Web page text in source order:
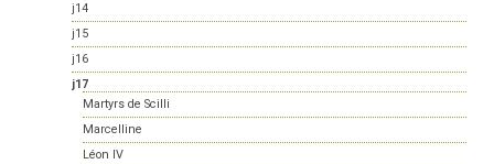
j14
j15
j16
j17
Martyrs de Scilli
Marcelline
Léon IV